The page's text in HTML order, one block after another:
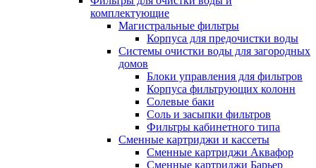
комплектующие
Магистральные фильтры
Корпуса для предочистки воды
Системы очистки воды для загородных
домов
Блоки управления для фильтров
Корпуса фильтрующих колонн
Солевые баки
Соль и засыпки фильтров
Фильтры кабинетного типа
Сменные картриджи и кассеты
Сменные картриджи Аквафор
Сменные картриджи Барьер